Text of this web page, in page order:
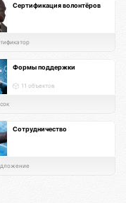
Сертификация волонтёров
Формы поддержки
11 объектов
Сотрудничество